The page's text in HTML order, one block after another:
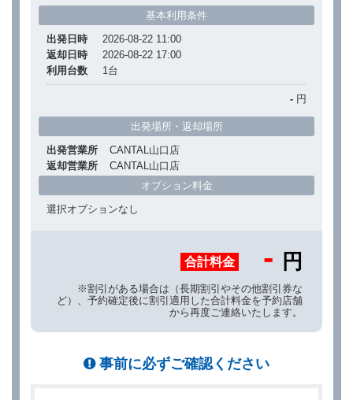
基本利用条件
出発日時
2026-08-22 11:00
返却日時
2026-08-22 17:00
利用台数
1台
- 円
出発場所・返却場所
出発営業所
CANTAL山口店
返却営業所
CANTAL山口店
オプション料金
選択オプションなし
合計料金 - 円
※割引がある場合は（長期割引やその他割引券な
ど）、予約確定後に割引適用した合計料金を予約店舗
から再度ご連絡いたします。
事前に必ずご確認ください